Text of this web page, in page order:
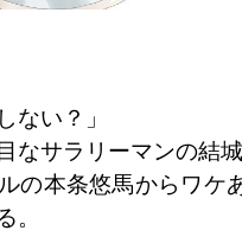
ない？」
なサラリーマンの結城
の本条悠馬からワケ
。